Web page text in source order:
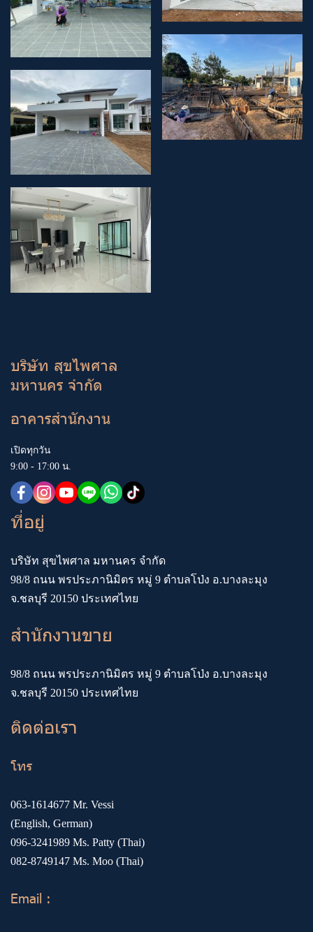
บริษัท สุขไพศาล
มหานคร จำกัด
อาคารสำนักงาน
เปิดทุกวัน
9:00 - 17:00 น.
ที่อยู่
บริษัท สุขไพศาล มหานคร จำกัด
98/8 ถนน พรประภานิมิตร หมู่ 9 ตำบลโป่ง อ.บางละมุง
จ.ชลบุรี 20150 ประเทศไทย
สำนักงานขาย
98/8 ถนน พรประภานิมิตร หมู่ 9 ตำบลโป่ง อ.บางละมุง
จ.ชลบุรี 20150 ประเทศไทย
ติดต่อเรา
โทร
063-1614677 Mr. Vessi
(English, German)
096-3241989 Ms. Patty (Thai)
082-8749147 Ms. Moo (Thai)
Email :